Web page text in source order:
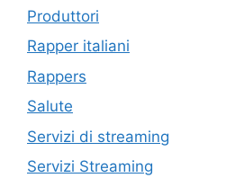
Produttori
Rapper italiani
Rappers
Salute
Servizi di streaming
Servizi Streaming